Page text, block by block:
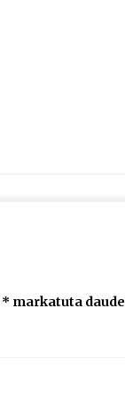
* markatuta daude